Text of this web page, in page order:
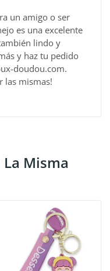
un amigo o ser
es una excelente
lindo y
y haz tu pedido
doudou.com.
las mismas!
Misma